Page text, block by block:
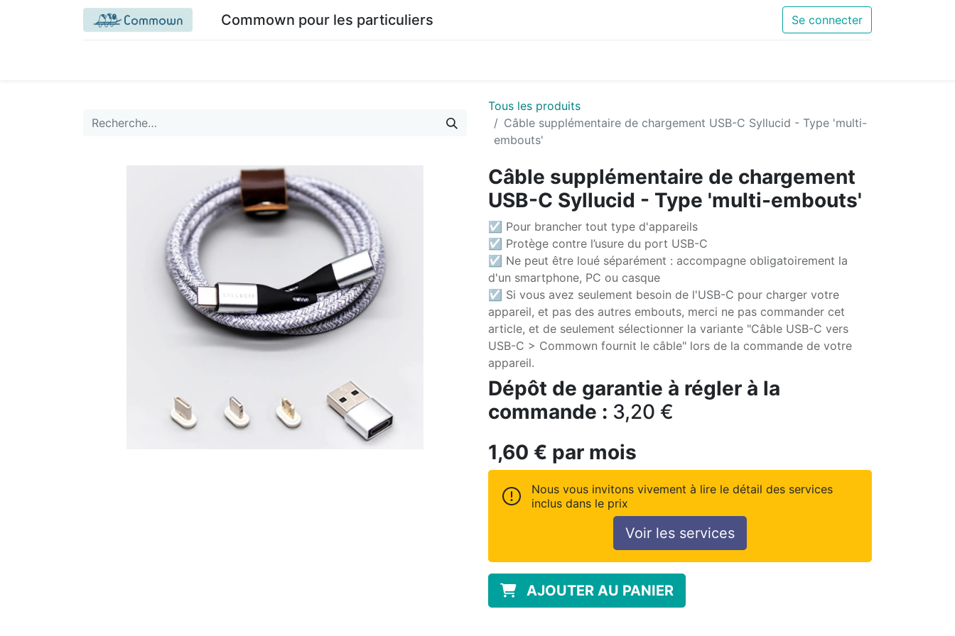
Commown pour les particuliers Se connecter
Tous les produits
Câble supplémentaire de chargement USB-C Syllucid - Type 'multi-
embouts'
Câble supplémentaire de chargement
USB-C Syllucid - Type 'multi-embouts'
☑ Pour brancher tout type d'appareils
☑ Protège contre l’usure du port USB-C
☑ Ne peut être loué séparément : accompagne obligatoirement la
d'un smartphone, PC ou casque
☑ Si vous avez seulement besoin de l'USB-C pour charger votre
appareil, et pas des autres embouts, merci ne pas commander cet
article, et de seulement sélectionner la variante "Câble USB-C vers
USB-C > Commown fournit le câble" lors de la commande de votre
appareil.
Dépôt de garantie à régler à la
commande : 3,20 €
1,60 € par mois
Nous vous invitons vivement à lire le détail des services
inclus dans le prix
Voir les services
AJOUTER AU PANIER